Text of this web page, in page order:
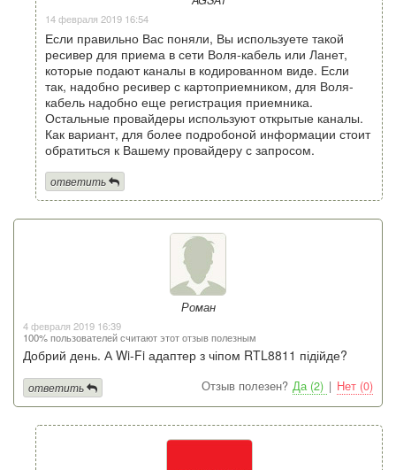
14 февраля 2019 16:54
Если правильно Вас поняли, Вы используете такой
ресивер для приема в сети Воля-кабель или Ланет,
которые подают каналы в кодированном виде. Если
так, надобно ресивер с картоприемником, для Воля-
кабель надобно еще регистрация приемника.
Остальные провайдеры используют открытые каналы.
Как вариант, для более подробоной информации стоит
обратиться к Вашему провайдеру с запросом.
ответить
Роман
4 февраля 2019 16:39
100% пользователей считают этот отзыв полезным
Добрий день. А Wi-Fi адаптер з чіпом RTL8811 підійде?
Отзыв полезен? Да (2) | Нет (0)
ответить